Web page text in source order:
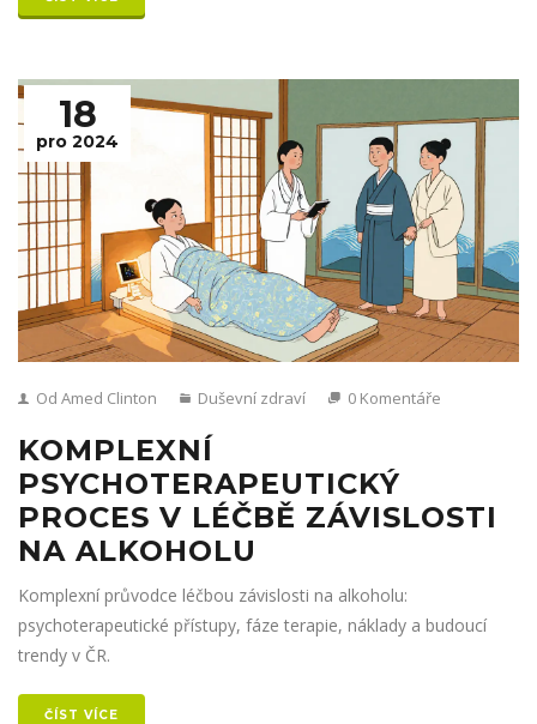
18
pro 2024
Od Amed Clinton Duševní zdraví 0 Komentáře
KOMPLEXNÍ
PSYCHOTERAPEUTICKÝ
PROCES V LÉČBĚ ZÁVISLOSTI
NA ALKOHOLU
Komplexní průvodce léčbou závislosti na alkoholu:
psychoterapeutické přístupy, fáze terapie, náklady a budoucí
trendy v ČR.
ČÍST VÍCE